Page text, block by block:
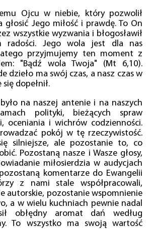
Ojcu w niebie, który pozwolił
Jego miłość i prawdę. To On
wszystkie wyzwania i błogosławił
radości. Jego wola jest dla nas
przyjmujemy ten moment z
"Bądź wola Twoja" (Mt 6,10).
dzieło ma swój czas, a nasz czas w
dopełnił.
na naszej antenie i na naszych
polityki, bieżących spraw
oceniania i wichrów codzienności.
pokój w tę rzeczywistość.
silniejsze, ale pozostanie to, co
Pozostaną nasze i Wasze głosy,
miłosierdzia w audycjach
komentarze do Ewangelii
z nami stale współpracowali,
autorskie, pozostanie wspomnienie
a w wielu kuchniach pewnie nadal
obłędny aromat dań według
To wszystko ma swoją wartość